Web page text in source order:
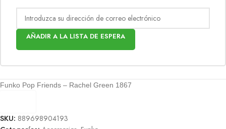
AÑADIR A LA LISTA DE ESPERA
Funko Pop Friends – Rachel Green 1867
SKU: 889698904193